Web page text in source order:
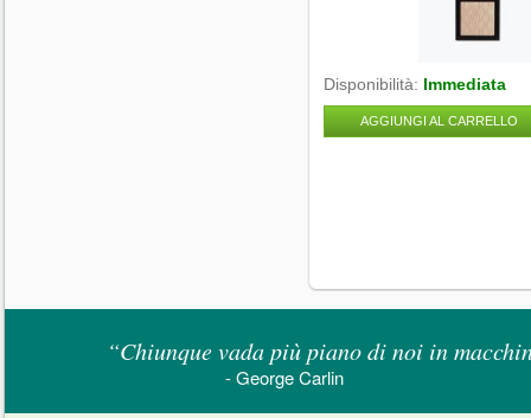
Disponibilità: Immediata
AGGIUNGI AL CARRELLO
“Chiunque vada più piano di noi in
- George Carlin